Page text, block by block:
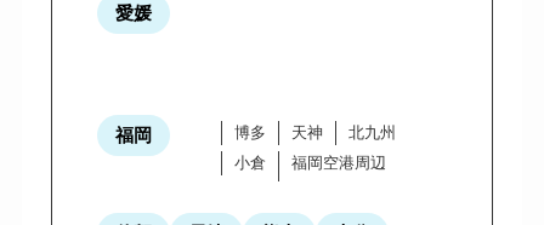
愛媛
福岡 博多 天神
北九州
小倉
福岡空港周辺